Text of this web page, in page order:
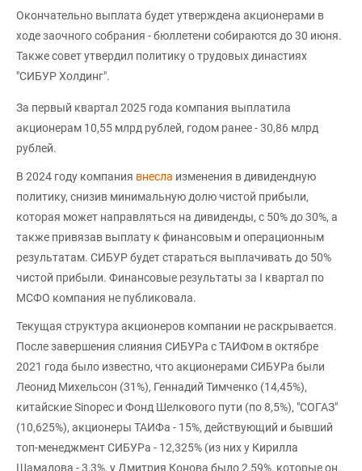
Окончательно выплата будет утверждена акционерами в
ходе заочного собрания - бюллетени собираются до 30 июня.
Также совет утвердил политику о трудовых династиях
"СИБУР Холдинг".
За первый квартал 2025 года компания выплатила
акционерам 10,55 млрд рублей, годом ранее - 30,86 млрд
рублей.
В 2024 году компания внесла изменения в дивидендную
политику, снизив минимальную долю чистой прибыли,
которая может направляться на дивиденды, с 50% до 30%, а
также привязав выплату к финансовым и операционным
результатам. СИБУР будет стараться выплачивать до 50%
чистой прибыли. Финансовые результаты за I квартал по
МСФО компания не публиковала.
Текущая структура акционеров компании не раскрывается.
После завершения слияния СИБУРа с ТАИФом в октябре
2021 года было известно, что акционерами СИБУРа были
Леонид Михельсон (31%), Геннадий Тимченко (14,45%),
китайские Sinopec и Фонд Шелкового пути (по 8,5%), "СОГАЗ"
(10,625%), акционеры ТАИФа - 15%, действующий и бывший
топ-менеджмент СИБУРа - 12,325% (из них у Кирилла
Шамалова - 3,3%, у Дмитрия Конова было 2,59%, которые он,